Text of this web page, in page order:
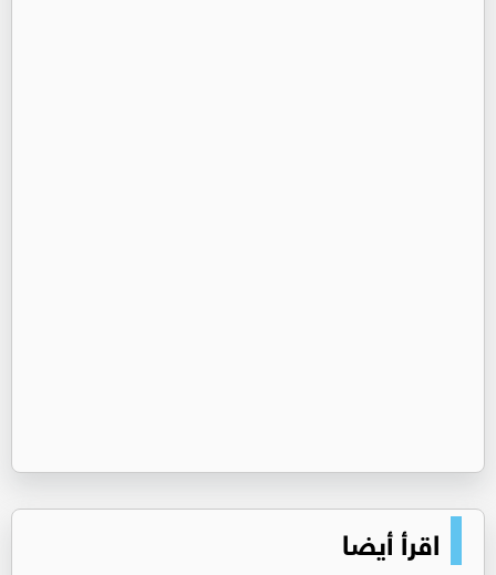
اقرأ أيضا